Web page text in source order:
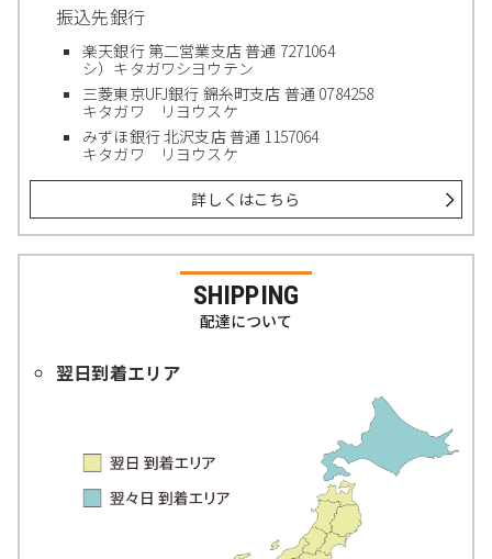
振込先銀行
楽天銀行 第二営業支店 普通 7271064
シ）キタガワシヨウテン
三菱東京UFJ銀行 錦糸町支店 普通 0784258
キタガワ リヨウスケ
みずほ銀行 北沢支店 普通 1157064
キタガワ リヨウスケ
詳しくはこちら
SHIPPING
配達について
翌日到着エリア